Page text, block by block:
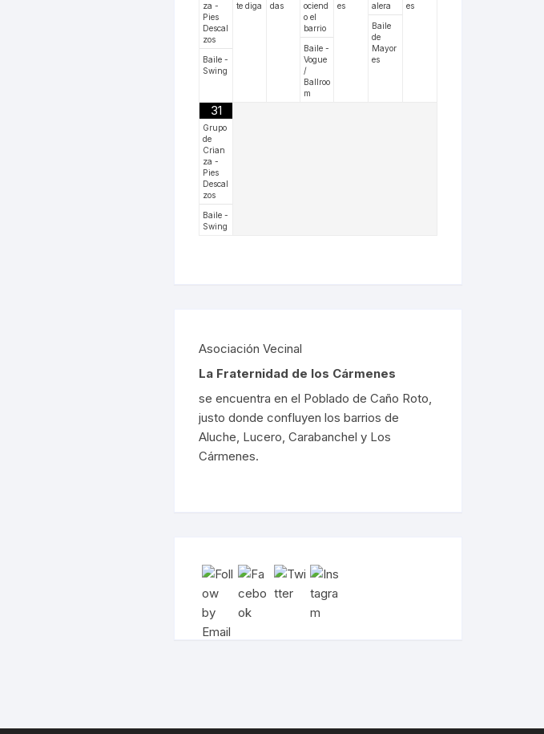
za -
Pies
Descal
zos
Baile -
Swing
te diga
das
ociend
o el
barrio
Baile -
Vogue
/
Ballroo
m
es
alera
Baile
de
Mayor
es
es
31
Grupo
de
Crian
za -
Pies
Descal
zos
Baile -
Swing
Asociación Vecinal
La Fraternidad de los Cármenes
se encuentra en el Poblado de Caño Roto,
justo donde confluyen los barrios de
Aluche, Lucero, Carabanchel y Los
Cármenes.